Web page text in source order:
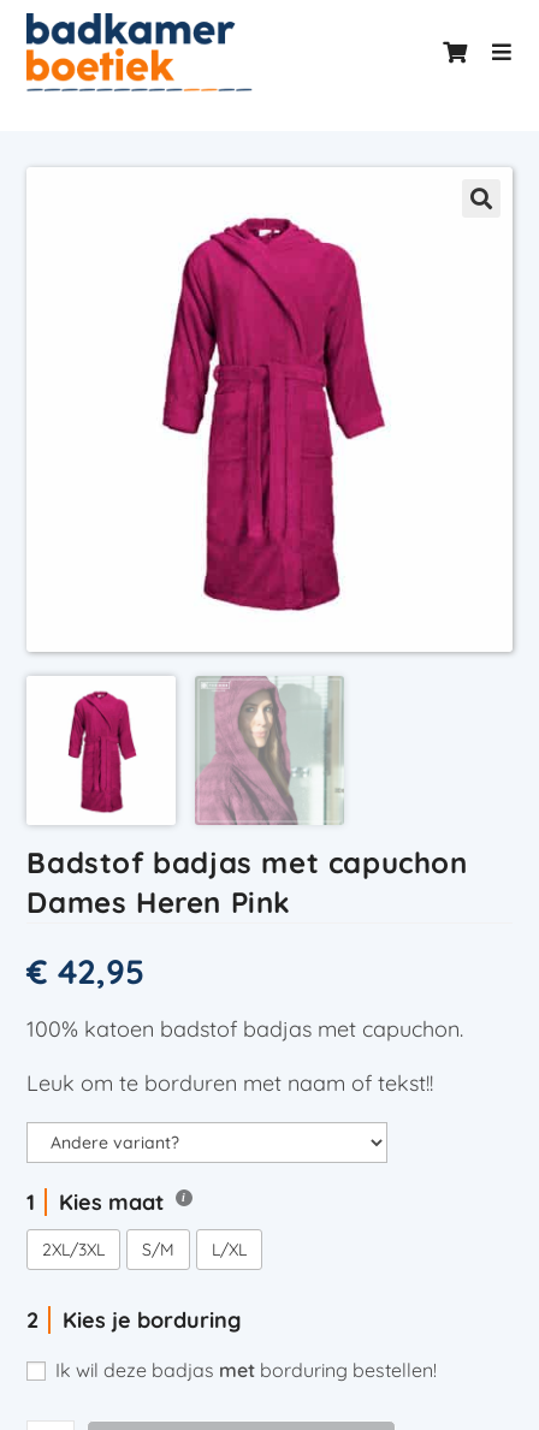
Badstof badjas met capuchon
Dames Heren Pink
€ 42,95
100% katoen badstof badjas met capuchon.
Leuk om te borduren met naam of tekst!!
Kies maat
2XL/3XL S/M L/XL
Kies je borduring
Ik wil deze badjas met borduring bestellen!